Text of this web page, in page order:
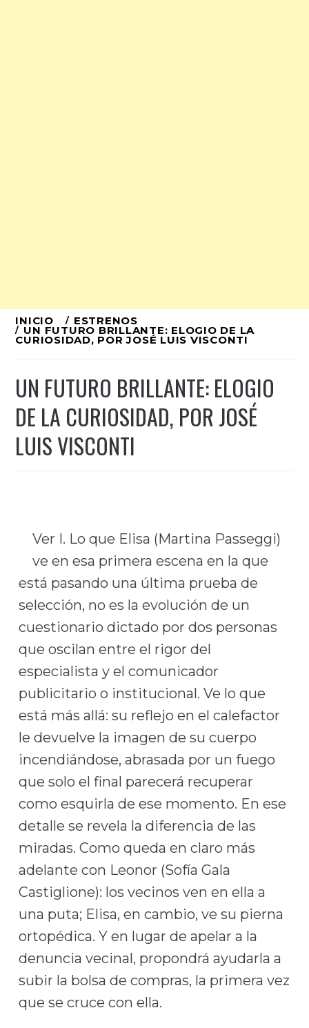
Ir
al
INICIO ESTRENOS
UN FUTURO BRILLANTE: ELOGIO DE LA
CURIOSIDAD, POR JOSÉ LUIS VISCONTI
UN FUTURO BRILLANTE: ELOGIO
DE LA CURIOSIDAD, POR JOSÉ
LUIS VISCONTI
Ver I. Lo que Elisa (Martina Passeggi)
ve en esa primera escena en la que
está pasando una última prueba de
selección, no es la evolución de un
cuestionario dictado por dos personas
que oscilan entre el rigor del
especialista y el comunicador
publicitario o institucional. Ve lo que
está más allá: su reflejo en el calefactor
le devuelve la imagen de su cuerpo
incendiándose, abrasada por un fuego
que solo el final parecerá recuperar
como esquirla de ese momento. En ese
detalle se revela la diferencia de las
miradas. Como queda en claro más
adelante con Leonor (Sofía Gala
Castiglione): los vecinos ven en ella a
una puta; Elisa, en cambio, ve su pierna
ortopédica. Y en lugar de apelar a la
denuncia vecinal, propondrá ayudarla a
subir la bolsa de compras, la primera vez
que se cruce con ella.